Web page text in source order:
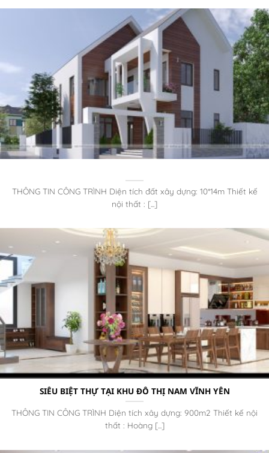
THÔNG TIN CÔNG TRÌNH Diện tích đất xây dựng: 10*14m Thiết kế
nội thất : [...]
SIÊU BIỆT THỰ TẠI KHU ĐÔ THỊ NAM VĨNH YÊN
THÔNG TIN CÔNG TRÌNH Diện tích xây dựng: 900m2 Thiết kế nội
thất : Hoàng [...]